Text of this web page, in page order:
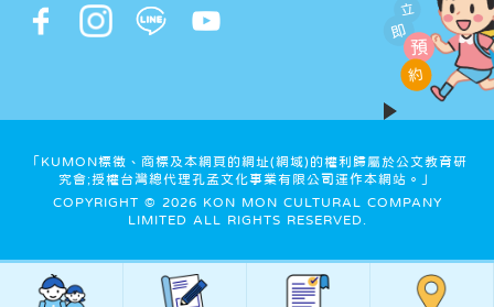
立
即
預
約
「KUMON標徵、商標及本網頁的網址(網域)的權利歸屬於公文教育研
究會;授權台灣總代理孔孟文化事業有限公司運作本網站。」
COPYRIGHT © 2026 KON MON CULTURAL COMPANY
LIMITED ALL RIGHTS RESERVED.